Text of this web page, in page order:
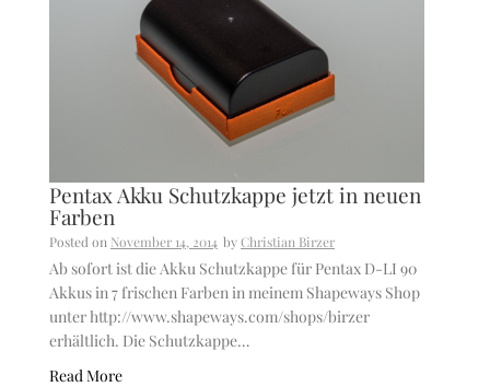
Pentax Akku Schutzkappe jetzt in neuen
Farben
Posted on November 14, 2014 byChristian Birzer
Ab sofort ist die Akku Schutzkappe für Pentax D-LI 90
Akkus in 7 frischen Farben in meinem Shapeways Shop
unter http://www.shapeways.com/shops/birzer
erhältlich. Die Schutzkappe…
Read More